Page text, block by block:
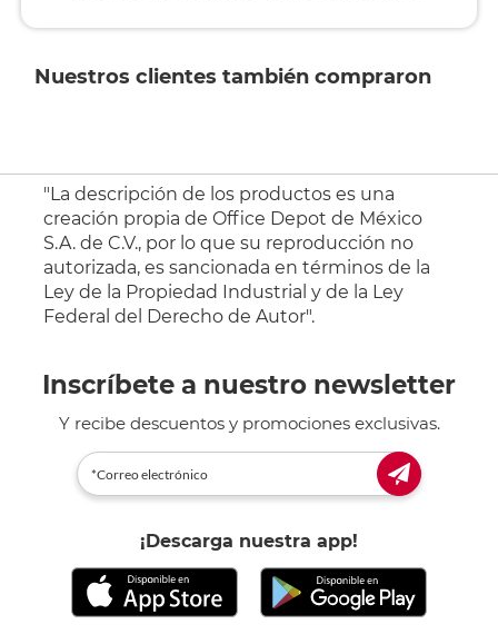
Nuestros clientes también compraron
"La descripción de los productos es una
creación propia de Office Depot de México
S.A. de C.V., por lo que su reproducción no
autorizada, es sancionada en términos de la
Ley de la Propiedad Industrial y de la Ley
Federal del Derecho de Autor".
Inscríbete a nuestro newsletter
Y recibe descuentos y promociones exclusivas.
¡Descarga nuestra app!